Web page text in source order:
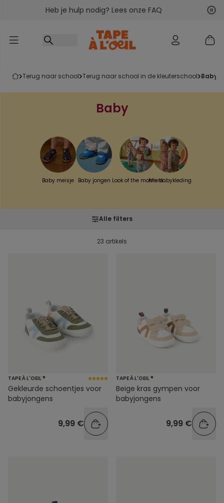
Ga naar inhoudHeb je hulp nodig? Lees onze FAQ
terug naar school terug naar school in de kleuterschool baby
Baby
Baby meisje Baby jongen Look of the momentAlle babykleding
Alle filters
23 artikels
TAPE À L'OEIL ®
Gekleurde schoentjes voor
babyjongens
9,99 €
TAPE À L'OEIL ®
Beige kras gympen voor
babyjongens
9,99 €